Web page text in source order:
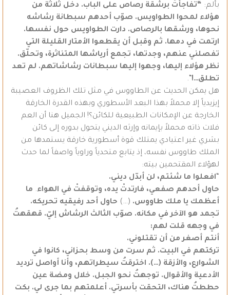
بألم: “تفاجأتُ برشقة رصاص على الباب. دخل ثلاثة من
هؤلاء لمحوا الطواويس. صوّب أحدهم سبطانة رشاشه
نحوها، ورشقها بالرصاص. دارت الطواويس حول نفسها.
ارتمت في دمها. ثم وقبل أن يقطعوا الأمتار القليلة التي
تفصلني عنهم، وجدتها، تجمع أرياشها المتناثرة، وتحلّق.
نظر هؤلاء إليها، وجهوا إليها سبطانات رشاشاتهم. لم تعد
تطلق…! “.
هل يمكن الحديث عن الطاووس في مثل تلك الظروف العصيبة
إيزيدياً إلا محملاً بهذا البعد الأسطوري وبهذه القدرة الخارقة
الخارجة عن الإمكانات الطبيعية للكائن؟! الجميل هنا أن العم
فلات ذاته محملاً بإيمانه وإرثه الديني يتحول بدوره إلى كائن
بشري غير اعتيادي يمتلك قوة أسطورية خارقة يستمدها من
الملك طاووس نفسه، إذ يتابع متحدياً وراوياً واصفاً لما حدث
لهؤلاء المقتحمين بيته:
افعلوا ما شئتم، لن أبدّل ديني.
حاول أحدهم صفعي، فارتدتْ يده، وتوقفتْ في الهواء. ما
أعظمك يا ملك طاووس. (…) حاول أحد رفيقيه تحريكه.
تجمد هو الآخر في مكانه. صوّب الثالث الرشاش إليّ. قهقهتُ
في وجهه قلت لهم:
أنتم أصغر من أن تقتلوني.
تركتهم في البيت. ثم سرت من وسط بحزاني، كانوا في
الشوارع، والأزقة (…). اخترقتُ سيطراتهم، وأنا أواصل ترديد
الأدعية والأقوال. توجهتُ نحو الجبل. خلال ومضة عين
حططتُ هناك، التحقت بأسرتي. أعلمتهم بما جرى لي. بكت